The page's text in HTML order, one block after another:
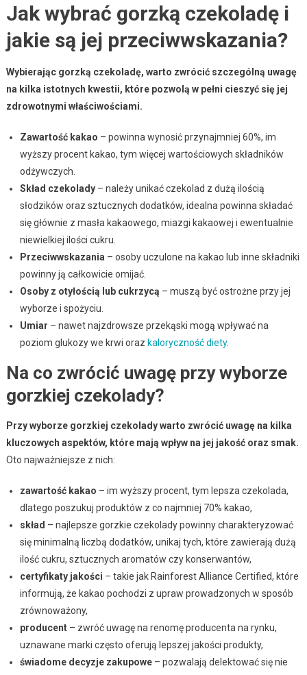
Jak wybrać gorzką czekoladę i
jakie są jej przeciwwskazania?
Wybierając gorzką czekoladę, warto zwrócić szczególną uwagę
na kilka istotnych kwestii, które pozwolą w pełni cieszyć się jej
zdrowotnymi właściwościami.
Zawartość kakao – powinna wynosić przynajmniej 60%, im
wyższy procent kakao, tym więcej wartościowych składników
odżywczych.
Skład czekolady– należy unikać czekolad z dużą ilością
słodzików oraz sztucznych dodatków, idealna powinna składać
się głównie z masła kakaowego, miazgi kakaowej i ewentualnie
niewielkiej ilości cukru.
Przeciwwskazania – osoby uczulone na kakao lub inne składniki
powinny ją całkowicie omijać.
Osoby z otyłością lub cukrzycą – muszą być ostrożne przy jej
wyborze i spożyciu.
Umiar – nawet najzdrowsze przekąski mogą wpływać na
poziom glukozy we krwi oraz kaloryczność diety.
Na co zwrócić uwagę przy wyborze
gorzkiej czekolady?
Przy wyborze gorzkiej czekolady warto zwrócić uwagę na kilka
kluczowych aspektów, które mają wpływ na jej jakość oraz smak.
Oto najważniejsze z nich:
zawartość kakao – im wyższy procent, tym lepsza czekolada,
dlatego poszukuj produktów z co najmniej 70% kakao,
skład – najlepsze gorzkie czekolady powinny charakteryzować
się minimalną liczbą dodatków, unikaj tych, które zawierają dużą
ilość cukru, sztucznych aromatów czy konserwantów,
certyfikaty jakości – takie jak Rainforest Alliance Certified, które
informują, że kakao pochodzi z upraw prowadzonych w sposób
zrównoważony,
producent– zwróć uwagę na renomę producenta na rynku,
uznawane marki często oferują lepszej jakości produkty,
świadome decyzje zakupowe– pozwalają delektować się nie